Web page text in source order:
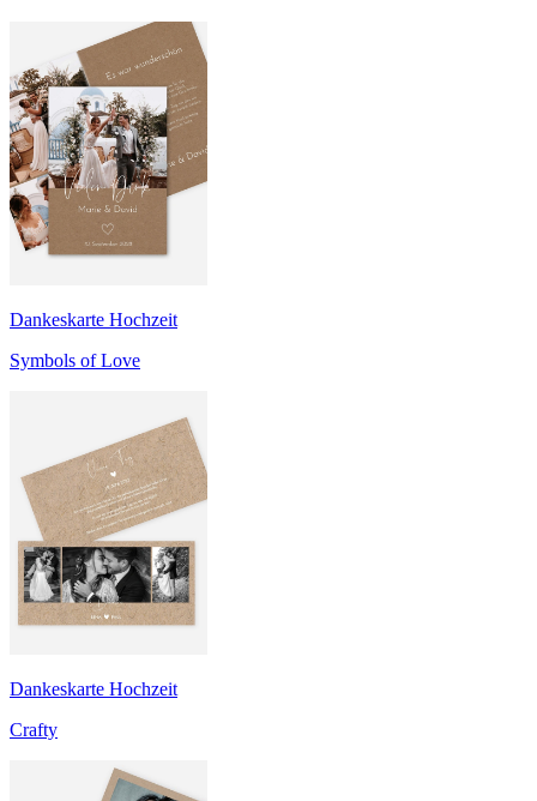
Dankeskarte Hochzeit
Symbols of Love
Dankeskarte Hochzeit
Crafty